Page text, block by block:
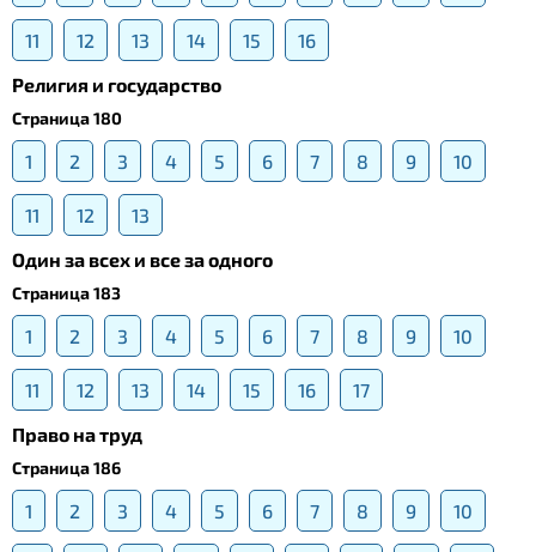
11 12 13 14 15
16
Религия и государство
Страница 180
1 2 3 4 5 6 7 8 9 10
11 12
13
Один за всех и все за одного
Страница 183
1 2 3 4 5 6 7 8 9 10
11 12 13 14 15 16
17
Право на труд
Страница 186
1 2 3 4 5 6 7 8 9 10